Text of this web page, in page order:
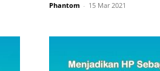
Phantom - 15 Mar 2021